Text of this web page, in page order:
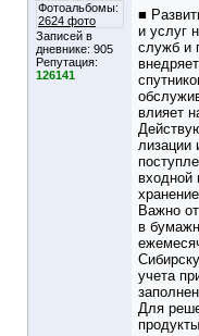
Фотоальбомы:
2624 фото
Записей в
дневнике: 905
Репутация:
126141
■
и услуг
служб и
влияет
лизации
входной
Важно
в
учета
Для